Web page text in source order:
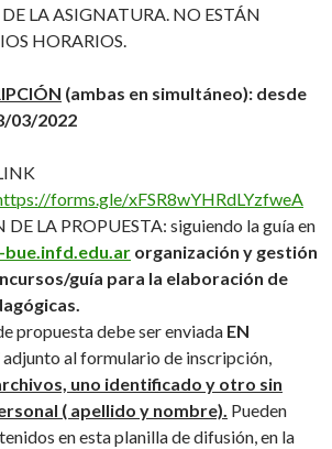
LA ASIGNATURA. NO ESTÁN
HORARIOS.
(ambas en simultáneo): desde
03/2022
forms.gle/xFSR8wYHRdLYzfweA
DE LA PROPUESTA: siguiendo la guía en
organización y gestión
guía para la elaboración de
propuesta debe ser enviada EN
adjunto al formulario de inscripción,
uno identificado y otro sin
( apellido y nombre). Pueden
en esta planilla de difusión, en la